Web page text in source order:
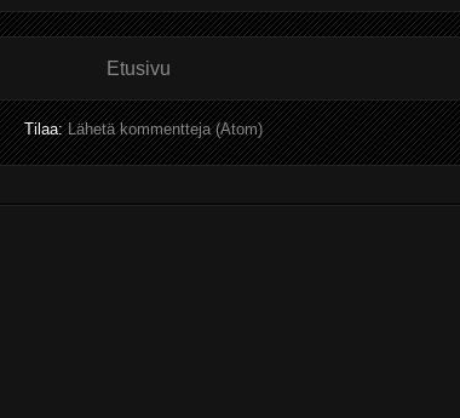
Etusivu
Tilaa:Lähetä kommentteja (Atom)